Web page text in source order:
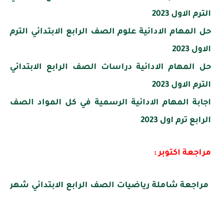
الترم الاول 2023
حل المهام الادائية علوم الصف الرابع الابتدائي الترم
الاول 2023
حل المهام الادائية دراسات الصف الرابع الابتدائي
الترم الاول 2023
اجابة المهام الادائية الرسمية في كل المواد الصف
الرابع ترم اول 2023
مراجعة اكتوبر :
مراجعة شاملة رياضيات الصف الرابع الابتدائي شهر